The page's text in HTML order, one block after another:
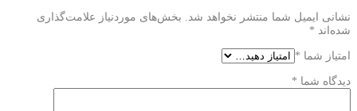
نشانی ایمیل شما منتشر نخواهد شد. بخش‌های موردنیاز علامت‌گذاری
شده‌اند *
امتیاز شما *
دیدگاه شما *